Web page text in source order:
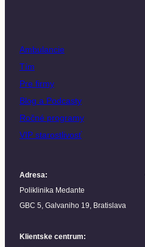
Ambulancie
Tím
Pre firmy
Blog a Podcasty
Ročné programy
VIP starostlivosť
Adresa:
Poliklinika Medante
GBC 5, Galvaniho 19, Bratislava
Klientske centrum: